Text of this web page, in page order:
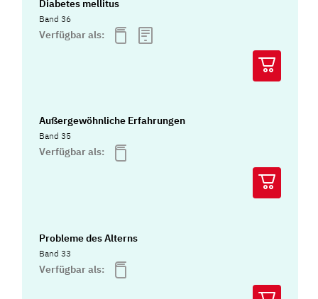
Diabetes mellitus
Band 36
Verfügbar als:
Außergewöhnliche Erfahrungen
Band 35
Verfügbar als:
Probleme des Alterns
Band 33
Verfügbar als: